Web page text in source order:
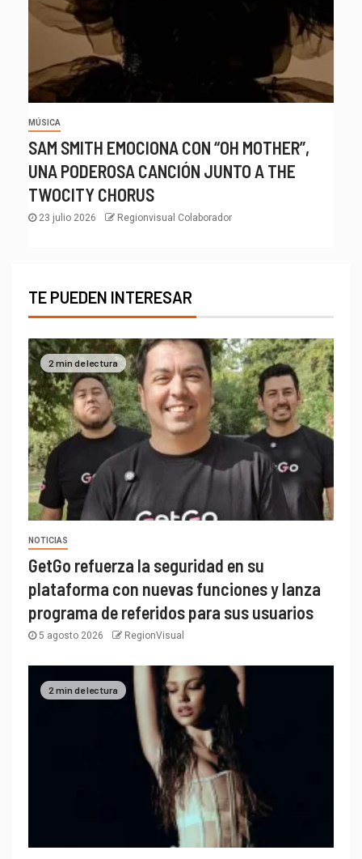
MÚSICA
SAM SMITH EMOCIONA CON “OH MOTHER”,
UNA PODEROSA CANCIÓN JUNTO A THE
TWOCITY CHORUS
23 julio 2026 Regionvisual Colaborador
TE PUEDEN INTERESAR
2 min de lectura
NOTICIAS
GetGo refuerza la seguridad en su
plataforma con nuevas funciones y lanza
programa de referidos para sus usuarios
5 agosto 2026 RegionVisual
2 min de lectura